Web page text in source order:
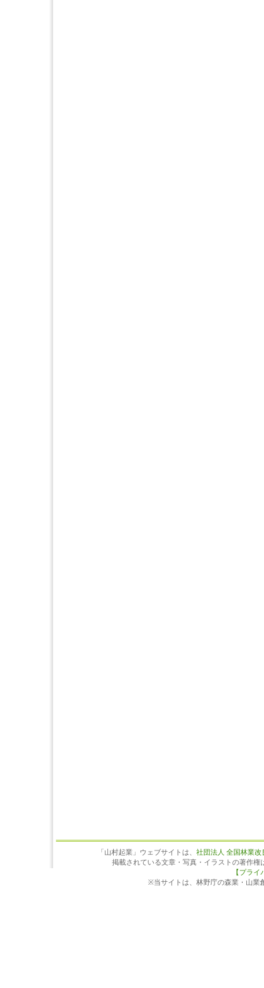
「山村起業」ウェブサイトは、 社団法人 全国林業
掲載されている文章・写真・イラストの著作
【プラ
※当サイトは、林野庁の森業・山業